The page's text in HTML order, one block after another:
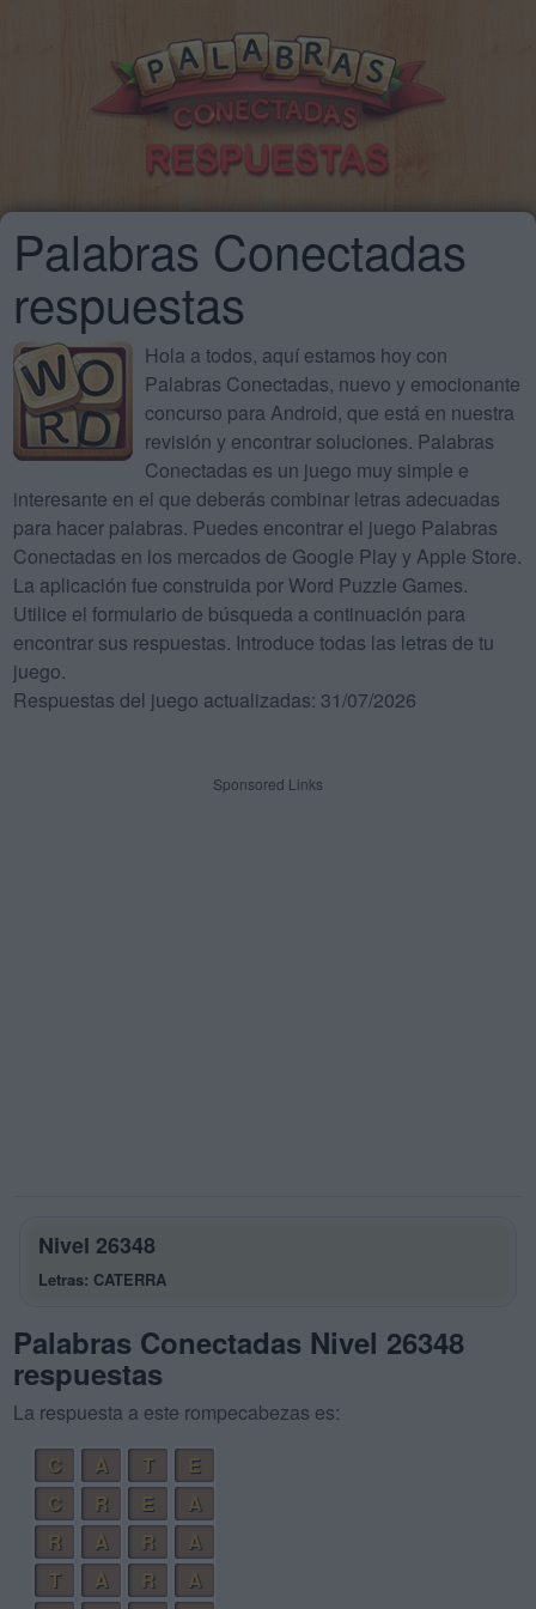
Palabras Conectadas
respuestas
Hola a todos, aquí estamos hoy con
Palabras Conectadas, nuevo y emocionante
concurso para Android, que está en nuestra
revisión y encontrar soluciones. Palabras
Conectadas es un juego muy simple e
interesante en el que deberás combinar letras adecuadas
para hacer palabras. Puedes encontrar el juego Palabras
Conectadas en los mercados de Google Play y Apple Store.
La aplicación fue construida por Word Puzzle Games.
Utilice el formulario de búsqueda a continuación para
encontrar sus respuestas. Introduce todas las letras de tu
juego.
Respuestas del juego actualizadas: 31/07/2026
Sponsored Links
Nivel 26348
Letras: CATERRA
Palabras Conectadas Nivel 26348
respuestas
La respuesta a este rompecabezas es:
C
A T
E
C
R E
A
R
A R
A
T
A R
A